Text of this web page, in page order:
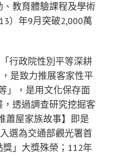
教育體驗課程及學術
）年9月突破2,000萬
行政院性別平等深耕
是致力推展客家性平
」，是用文化保存面
透過調查研究挖掘客
蕭屋家族故事】即是
選為交通部觀光署首
」大獎殊榮；112年